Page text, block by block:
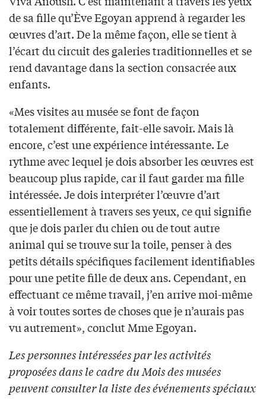
de sa fille qu’Ève Egoyan apprend à regarder les
œuvres d’art. De la même façon, elle se tient à
l’écart du circuit des galeries traditionnelles et se
rend davantage dans la section consacrée aux
enfants.
«Mes visites au musée se font de façon
totalement différente, fait-elle savoir. Mais là
encore, c’est une expérience intéressante. Le
rythme avec lequel je dois absorber les œuvres est
beaucoup plus rapide, car il faut garder ma fille
intéressée. Je dois interpréter l’œuvre d’art
essentiellement à travers ses yeux, ce qui signifie
que je dois parler du chien ou de tout autre
animal qui se trouve sur la toile, penser à des
petits détails spécifiques facilement identifiables
pour une petite fille de deux ans. Cependant, en
effectuant ce même travail, j’en arrive moi-même
à voir toutes sortes de choses que je n’aurais pas
vu autrement», conclut Mme Egoyan.
Les personnes intéressées par les activités
proposées dans le cadre du Mois des musées
peuvent consulter la liste des événements spéciaux